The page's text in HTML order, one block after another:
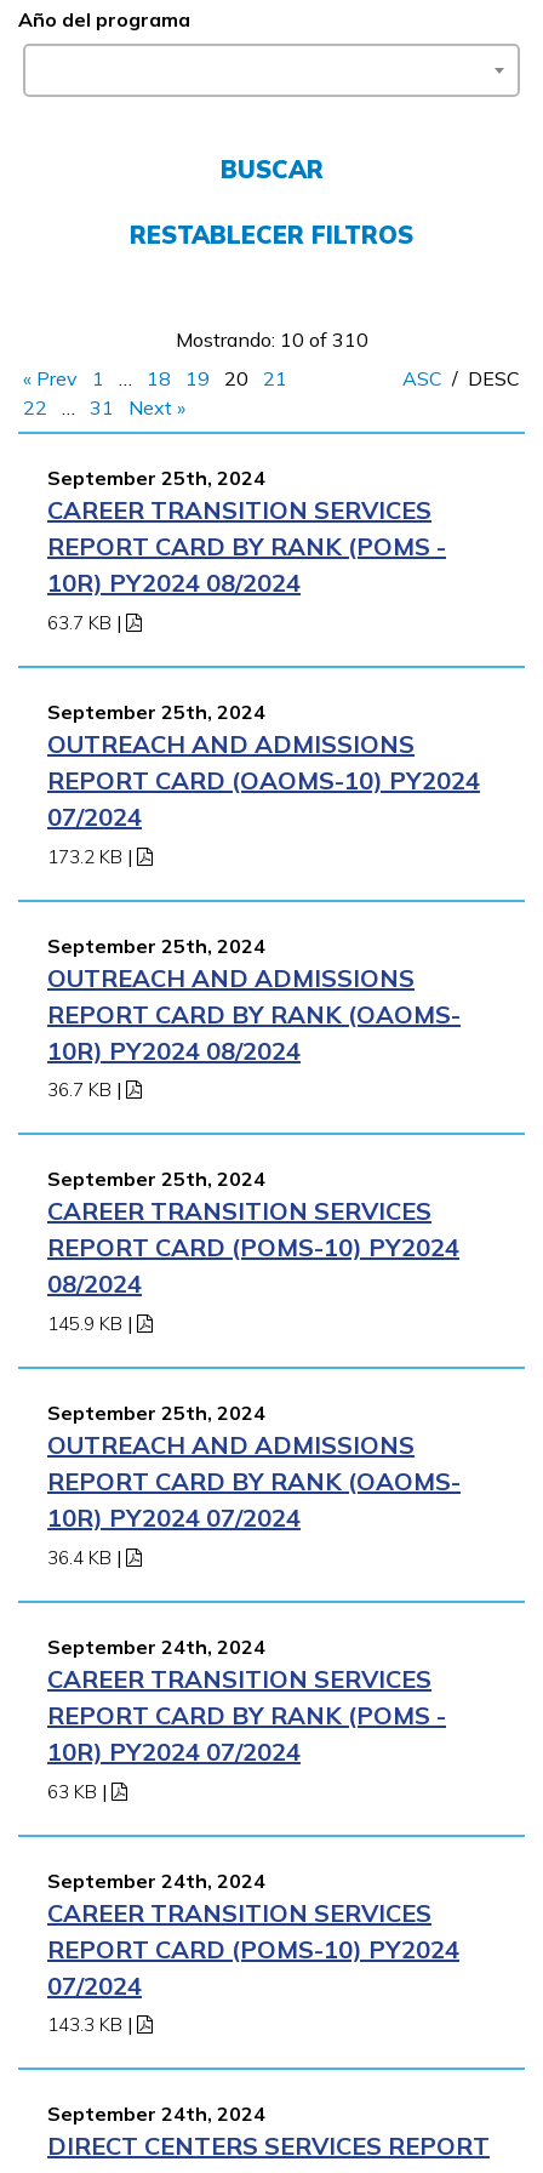
CONECTARSE
COMIENZA YA
Año del programa
BUSCAR
RESTABLECER FILTROS
Mostrando: 10 of 310
« Prev
1 … 18 19 20
21
22
… 31 Next »
ASC / DESC
September 25th, 2024
CAREER TRANSITION SERVICES
REPORT CARD BY RANK (POMS -
10R) PY2024 08/2024
63.7 KB |
September 25th, 2024
OUTREACH AND ADMISSIONS
REPORT CARD (OAOMS-10) PY2024
07/2024
173.2 KB |
September 25th, 2024
OUTREACH AND ADMISSIONS
REPORT CARD BY RANK (OAOMS-
10R) PY2024 08/2024
36.7 KB |
September 25th, 2024
CAREER TRANSITION SERVICES
REPORT CARD (POMS-10) PY2024
08/2024
145.9 KB |
September 25th, 2024
OUTREACH AND ADMISSIONS
REPORT CARD BY RANK (OAOMS-
10R) PY2024 07/2024
36.4 KB |
September 24th, 2024
CAREER TRANSITION SERVICES
REPORT CARD BY RANK (POMS -
10R) PY2024 07/2024
63 KB |
September 24th, 2024
CAREER TRANSITION SERVICES
REPORT CARD (POMS-10) PY2024
07/2024
143.3 KB |
September 24th, 2024
DIRECT CENTERS SERVICES REPORT